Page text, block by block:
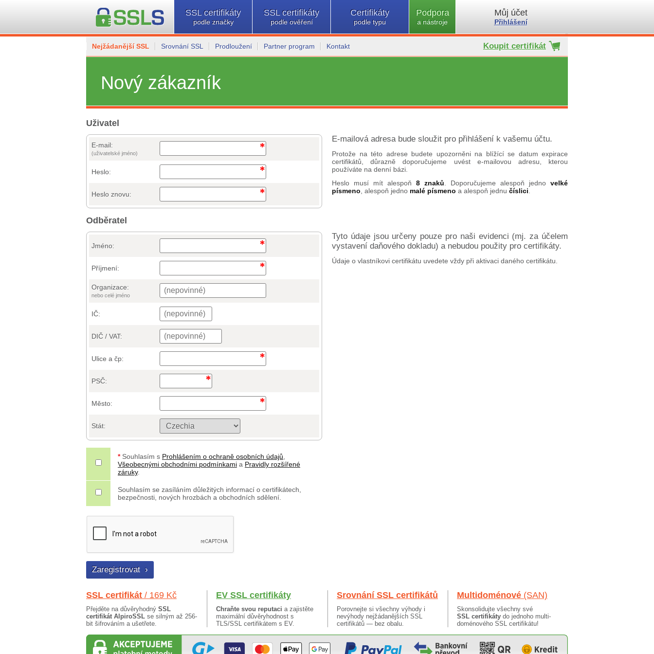
SSL certifikáty
podle značky
SSL certifikáty
podle ověření
Certifikáty
podle typu
Podpora
a nástroje
Můj účet
Přihlášení
Nejžádanější SSL Srovnání SSL Prodloužení Partner program Kontakt Koupit certifikát
Nový zákazník
Uživatel
E-mail:
(uživatelské jméno)
Heslo:
Heslo znovu:
E-mailová adresa bude sloužit pro přihlášení k vašemu účtu.
Protože na této adrese budete upozorněni na blížící se datum expirace
certifikátů, důrazně doporučujeme uvést e-mailovou adresu, kterou
používáte na denní bázi.
Heslo musí mít alespoň 8 znaků . Doporučujeme alespoň jedno velké
písmeno , alespoň jedno malé písmeno a alespoň jednu číslici
Odběratel
Jméno:
Příjmení:
Organizace:
nebo celé jméno
IČ:
DIČ / VAT:
Ulice a čp:
PSČ:
Město:
Stát:
* Souhlasím s Prohlášením o ochraně osobních údajů
Všeobecnými obchodními podmínkami a Pravidly rozšířené
záruky.
Souhlasím se zasíláním důležitých informací o certifikátech,
bezpečnosti, nových hrozbách a obchodních sdělení.
Tyto údaje jsou určeny pouze pro naši evidenci (mj. za účelem
vystavení daňového dokladu) a nebudou použity pro certifikáty.
Údaje o vlastníkovi certifikátu uvedete vždy při aktivaci daného certifikátu.
SSL certifikát / 169 Kč
Přejděte na důvěryhodný SSL
certifikát AlpiroSSL se silným až 256-
bit šifrováním a ušetřete.
EV SSL certifikáty
Chraňte svou reputaci a zajistěte
maximální důvěryhodnost s
TLS/SSL certifikátem s EV.
Srovnání SSL certifikátů
Porovnejte si všechny výhody i
nevýhody nejžádanějších SSL
certifikátů — bez obalu.
Multidoménové (SAN)
Skonsolidujte všechny své
SSL certifikáty do jednoho multi-
doménového SSL certifikátu!